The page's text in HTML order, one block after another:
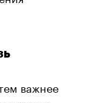
важнее